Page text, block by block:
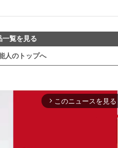
一覧を見る
人のトップへ
arrow_forward_ios このニュースを見る